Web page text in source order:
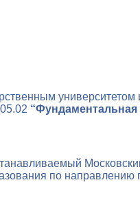
“Фундаментальная
по направлению